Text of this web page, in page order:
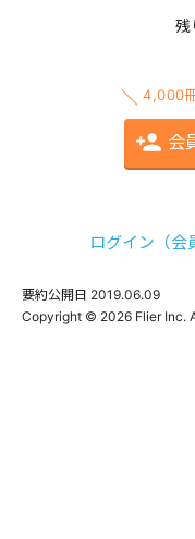
残
4,000
会
ログイン（会
要約公開日 2019.06.09